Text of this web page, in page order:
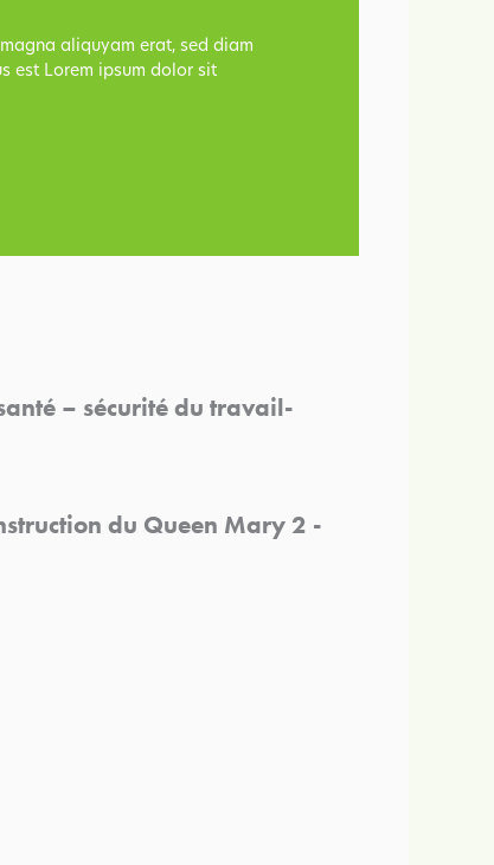
aliquyam erat, sed diam
est Lorem ipsum dolor sit
– sécurité du travail-
du Queen Mary 2 -